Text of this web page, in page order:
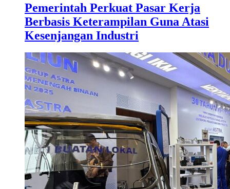
Pemerintah Perkuat Pasar Kerja
Berbasis Keterampilan Guna Atasi
Kesenjangan Industri